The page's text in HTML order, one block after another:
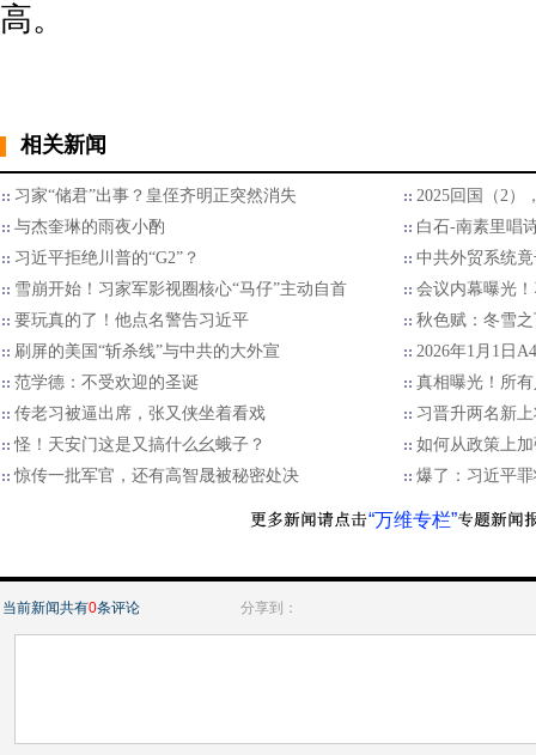
高。
相关新闻
习家“储君”出事？皇侄齐明正突然消失
2025回国（2）
与杰奎琳的雨夜小酌
白石-南素里唱
习近平拒绝川普的“G2”？
中共外贸系统
雪崩开始！习家军影视圈核心“马仔”主动自首
会议内幕曝光
要玩真的了！他点名警告习近平
秋色赋：冬雪
刷屏的美国“斩杀线”与中共的大外宣
2026年1月1日
范学德：不受欢迎的圣诞
真相曝光！所
传老习被逼出席，张又侠坐着看戏
习晋升两名新
怪！天安门这是又搞什么幺蛾子？
如何从政策上
惊传一批军官，还有高智晟被秘密处决
爆了：习近平
“万维专栏”
当前新闻共有0条评论 分享到：